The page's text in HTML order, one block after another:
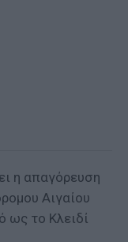
η απαγόρευση
Αιγαίου
ως το Κλειδί